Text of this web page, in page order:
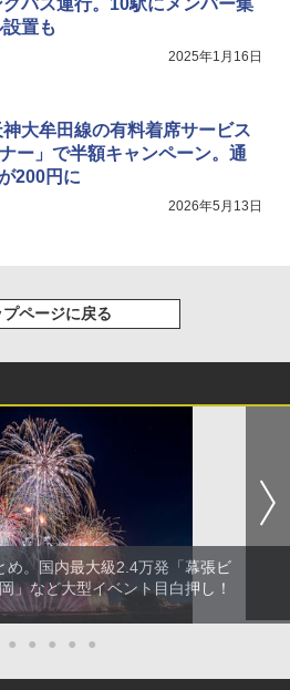
バス運行。10駅にメンバー集
置も
2025年1月16日
大牟田線の有料着席サービス
ナー」で半額キャンペーン。通
200円に
2026年5月13日
プページに戻る
め。国内最大級2.4万発「幕張ビ
」など大型イベント目白押し！
● ● ● ● ●